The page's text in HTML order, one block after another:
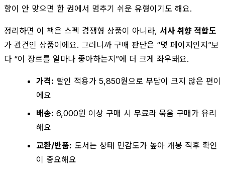
향이 안 맞으면 한 권에서 멈추기 쉬운 유형이기도 해요.
정리하면 이 책은 스펙 경쟁형 상품이 아니라, 서사 취향 적합도
가 관건인 상품이에요. 그러니까 구매 판단은 “몇 페이지인지”보
다 “이 장르를 얼마나 좋아하는지”에 더 크게 좌우돼요.
가격: 할인 적용가 5,850원으로 부담이 크지 않은 편이
에요
배송: 6,000원 이상 구매 시 무료라 묶음 구매가 유리
해요
교환/반품: 도서는 상태 민감도가 높아 개봉 직후 확인
이 중요해요